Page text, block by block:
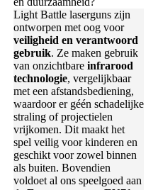
Light Battle laserguns zijn
ontworpen met oog voor
veiligheid en verantwoord
gebruik. Ze maken gebruik
van onzichtbare infrarood
technologie, vergelijkbaar
met een afstandsbediening,
waardoor er géén schadelijke
straling of projectielen
vrijkomen. Dit maakt het
spel veilig voor kinderen en
geschikt voor zowel binnen
als buiten. Bovendien
voldoet al ons speelgoed aan